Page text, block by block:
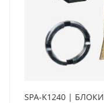
SPA-K1240 |